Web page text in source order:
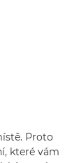
Proto
které vám